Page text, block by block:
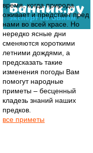
время, когда природа
оживает и предстает пред
нами во всей красе. Но
нередко ясные дни
сменяются короткими
летними дождями, а
предсказать такие
изменения погоды Вам
помогут народные
приметы – бесценный
кладезь знаний наших
предков.
все приметы